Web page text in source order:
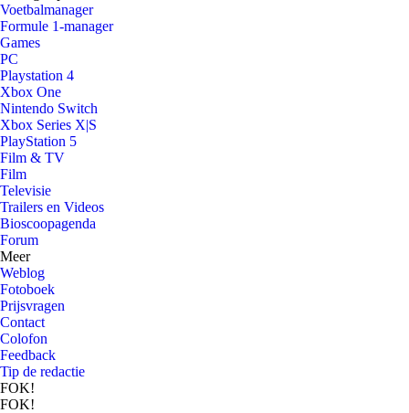
Voetbalmanager
Formule 1-manager
Games
PC
Playstation 4
Xbox One
Nintendo Switch
Xbox Series X|S
PlayStation 5
Film & TV
Film
Televisie
Trailers en Videos
Bioscoopagenda
Forum
Meer
Weblog
Fotoboek
Prijsvragen
Contact
Colofon
Feedback
Tip de redactie
FOK!
FOK!